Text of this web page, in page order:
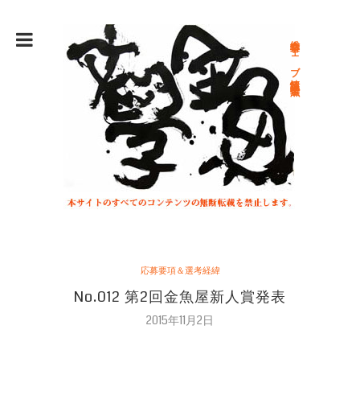
総合文学ウェブ情報誌 文学金魚
応募要項＆選考経緯
No.012 第2回金魚屋新人賞発表
2015年11月2日